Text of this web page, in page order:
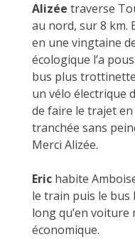
Alizée traverse
au nord, sur 8 km.
en une vingtaine
écologique l’a
bus plus
un vélo électrique
de faire le trajet
tranchée sans
Merci Alizée.
Eric habite
le train puis le bus
long qu’en
économique.